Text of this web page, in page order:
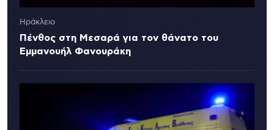
Ηράκλειο
Πένθος στη Μεσαρά για τον θάνατο του
Εμμανουήλ Φανουράκη